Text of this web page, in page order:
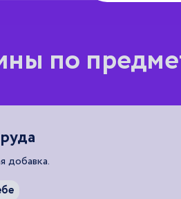
по
добавка.